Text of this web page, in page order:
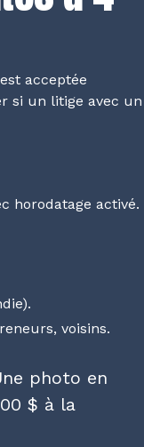
acceptée
si un litige avec un
horodatage activé.
voisins.
photo en
$ à la